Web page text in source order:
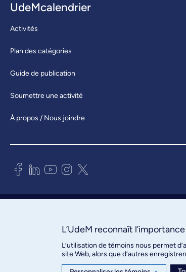
UdeMcalendrier
Activités
Plan des catégories
Guide de publication
Soumettre une activité
À propos / Nous joindre
Bureau des communications et
3744, rue Jean-Brillant, bureau 490
L’UdeM reconnaît
L’utilisation de témoins nous permet
site Web, alors que d’autres